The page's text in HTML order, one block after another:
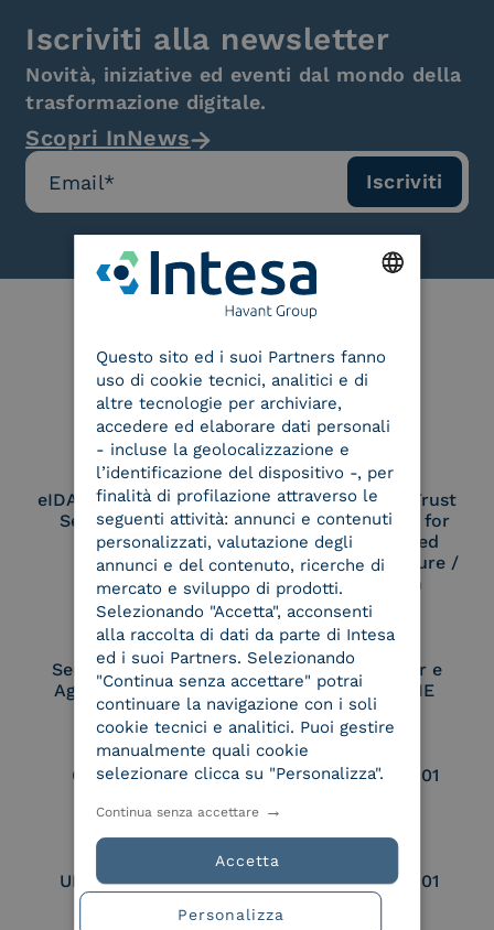
Iscriviti alla newsletter
Novità, iniziative ed eventi dal mondo della
trasformazione digitale.
Scopri InNews
Le nostre certificazioni
eIDAS Qualified Trust
Service Provider
eIDAS Qualified Trust
Service Provider for
Remote Qualified
Electronic Signature /
Seal Creation
Service Provider e
Aggregatore SPID
Service Provider e
Aggregatore CIE
Conservatore
UNI EN ISO 37001
UNI EN ISO 9001 UNI EN ISO 27001
ITALIAN
Questo sito ed i suoi Partners fanno
uso di cookie tecnici, analitici e di
altre tecnologie per archiviare,
accedere ed elaborare dati personali
- incluse la geolocalizzazione e
l’identificazione del dispositivo -, per
finalità di profilazione attraverso le
seguenti attività: annunci e contenuti
personalizzati, valutazione degli
annunci e del contenuto, ricerche di
mercato e sviluppo di prodotti.
Selezionando "Accetta", acconsenti
alla raccolta di dati da parte di Intesa
ed i suoi Partners. Selezionando
"Continua senza accettare" potrai
continuare la navigazione con i soli
cookie tecnici e analitici. Puoi gestire
manualmente quali cookie
selezionare clicca su "Personalizza".
Accetta
Continua senza accettare
Personalizza